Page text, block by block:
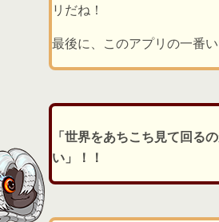
リだね！
最後に、このアプリの一番
「世界をあちこち見て回る
い」！！